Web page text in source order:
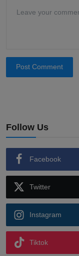
Post Comment
Follow Us
Facebook
Twitter
Instagram
Tiktok